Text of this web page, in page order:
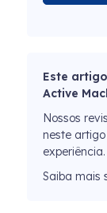
Este
Active
Nossos
neste
experiência.
Saiba mais